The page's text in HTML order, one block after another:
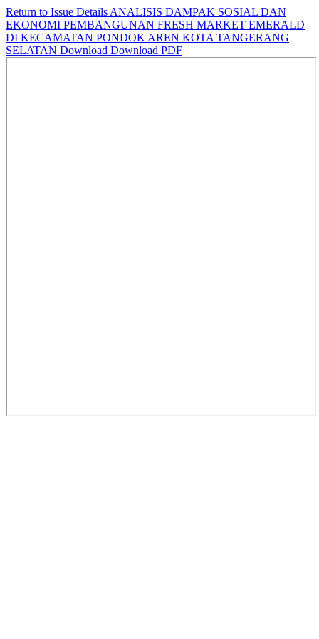
Return to Issue Details ANALISIS DAMPAK SOSIAL DAN
EKONOMI PEMBANGUNAN FRESH MARKET EMERALD
DI KECAMATAN PONDOK AREN KOTA TANGERANG
SELATAN Download Download PDF